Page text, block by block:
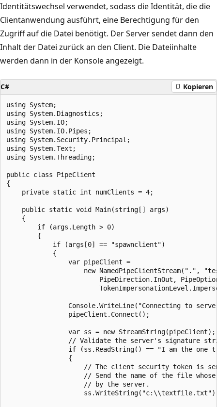
Identitätswechsel verwendet, sodass die Identität, die die
Clientanwendung ausführt, eine Berechtigung für den
Zugriff auf die Datei benötigt. Der Server sendet dann den
Inhalt der Datei zurück an den Client. Die Dateiinhalte
werden dann in der Konsole angezeigt.
C# Kopieren
using System;
using System.Diagnostics;
using System.IO;
using System.IO.Pipes;
using System.Security.Principal;
using System.Text;
using System.Threading;
public class PipeClient
{
    private static int numClients = 4;
    public static void Main(string[] args)
    {
        if (args.Length > 0)
        {
            if (args[0] == "spawnclient")
            {
                var pipeClient =
new NamedPipeClientStream(".",
PipeDirection.InOut,
Console.WriteLine("Connecting to
                pipeClient.Connect();
                var ss = new StreamString(pipeClient);
// Validate the server's signature
if (ss.ReadString() == "I am the one
                {
// The client security token is
// Send the name of the file
                    // by the server.